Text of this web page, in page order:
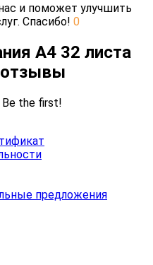
и поможет улучшить
Спасибо! 0
А4 32 листа
отзывы
the first!
предложения